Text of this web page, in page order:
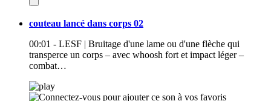
couteau lancé dans corps 02
00:01 - LESF | Bruitage d'une lame ou d'une flèche qui
transperce un corps – avec whoosh fort et impact léger –
combat…